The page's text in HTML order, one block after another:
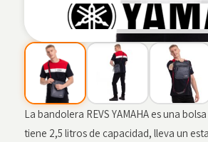
La bandolera REVS YAMAHA es una
tiene 2,5 litros de capacidad, lleva un